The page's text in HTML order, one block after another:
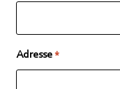
Adresse *